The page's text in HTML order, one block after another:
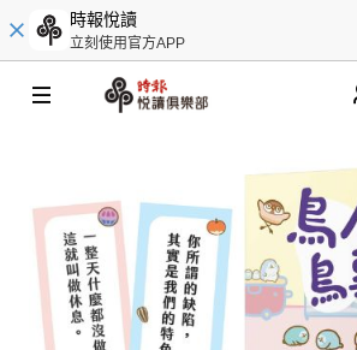
時報悅讀
立刻使用官方APP